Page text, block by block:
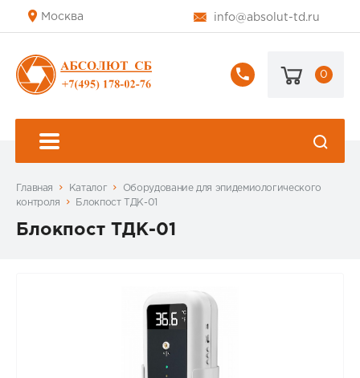
Москва info@absolut-td.ru
+7
178-
0
Главная Каталог
Оборудование для эпидемиологического
контроля
Блокпост ТДК-01
Блокпост ТДК-01